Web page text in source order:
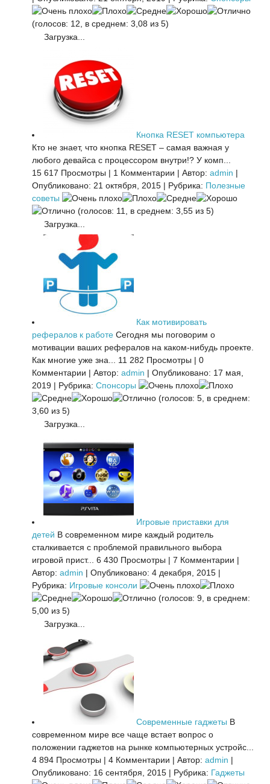
(голосов: 12, в среднем: 3,08 из 5)
Загрузка...
Кнопка RESET компьютера
Кто не знает, что кнопка RESET – самая важная у
любого девайса с процессором внутри!? У комп...
15 617 Просмотры | 1 Комментарии | Автор: admin |
Опубликовано: 21 октября, 2015 | Рубрика: Полезные
советы
(голосов: 11, в среднем: 3,55 из 5)
Загрузка...
Как мотивировать
рефералов к работе Сегодня мы поговорим о
мотивации ваших рефералов на каком-нибудь проекте.
Как многие уже зна...
11 282 Просмотры | 0
Комментарии | Автор: admin | Опубликовано: 17 мая,
2019 | Рубрика: Спонсоры
(голосов: 5, в среднем:
3,60 из 5)
Загрузка...
Игровые приставки для
детей В современном мире каждый родитель
сталкивается с проблемой правильного выбора
игровой прист...
6 430 Просмотры | 7 Комментарии |
Автор: admin | Опубликовано: 4 декабря, 2015 |
Рубрика: Игровые консоли
(голосов: 9, в среднем:
5,00 из 5)
Загрузка...
Современные гаджеты В
современном мире все чаще встает вопрос о
положении гаджетов на рынке компьютерных устройс...
4 894 Просмотры | 4 Комментарии | Автор: admin |
Опубликовано: 16 сентября, 2015 | Рубрика: Гаджеты